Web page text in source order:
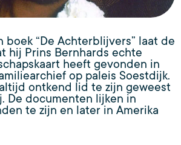
boek “De Achterblijvers” laat de
hij Prins Bernhards echte
heeft gevonden in
op paleis Soestdijk.
ontkend lid te zijn geweest
De documenten lijken in
te zijn en later in Amerika